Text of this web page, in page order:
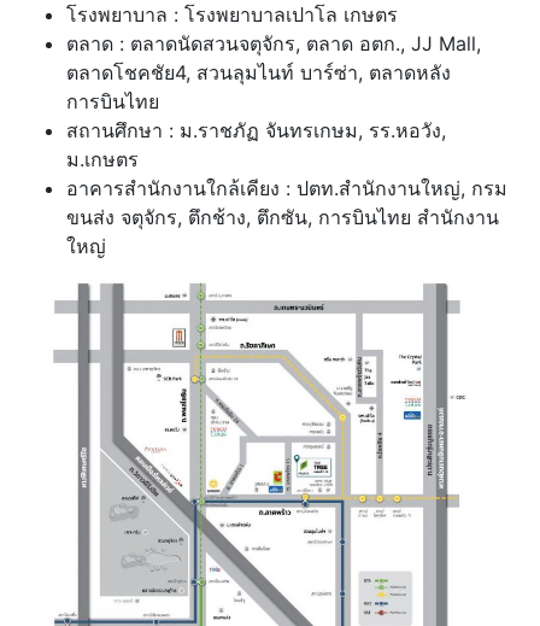
โรงพยาบาล : โรงพยาบาลเปาโล เกษตร
ตลาด : ตลาดนัดสวนจตุจักร, ตลาด อตก., JJ Mall,
ตลาดโชคชัย4, สวนลุมไนท์ บาร์ซ่า, ตลาดหลัง
การบินไทย
สถานศึกษา : ม.ราชภัฏ จันทรเกษม, รร.หอวัง,
ม.เกษตร
อาคารสำนักงานใกล้เคียง : ปตท.สำนักงานใหญ่, กรม
ขนส่ง จตุจักร, ตึกช้าง, ตึกซัน, การบินไทย สำนักงาน
ใหญ่